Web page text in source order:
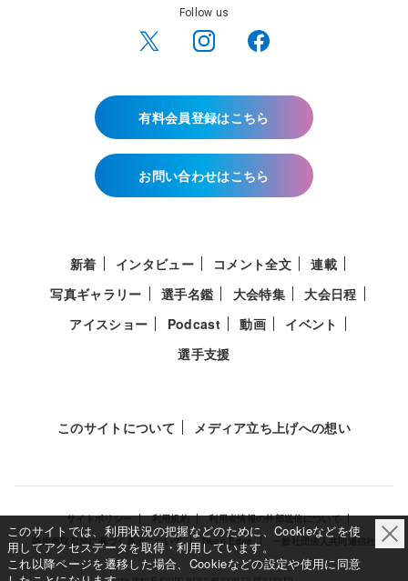
Follow us
有料会員登録はこちら
お問い合わせはこちら
新着 インタビュー コメント全文
連載
写真ギャラリー
選手名鑑 大会特集
大会日程
アイスショー
Podcast 動画
イベント
選手支援
このサイトについて メディア立ち上げへの想い
サイトポリシー 利用規約
利用者情報の外部送信について
特定商取引法に基づく表示について
Deep Edge 一般社団法人共同通信社
このサイトでは、利用状況の把握などのために、Cookieなどを使
用してアクセスデータを取得・利用しています。
これ以降ページを遷移した場合、Cookieなどの設定や使用に同意